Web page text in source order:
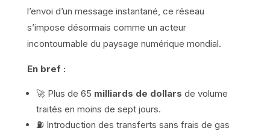
l’envoi d’un message instantané, ce réseau
s’impose désormais comme un acteur
incontournable du paysage numérique mondial.
En bref :
🚀 Plus de 65 milliards de dollars de volume
traités en moins de sept jours.
⛽ Introduction des transferts sans frais de gas